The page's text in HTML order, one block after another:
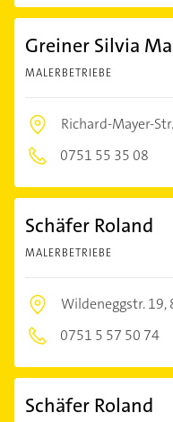
Greiner Silvia
MALERBETRIEBE
Richard-Mayer-
0751 55 35 08
Schäfer Roland
MALERBETRIEBE
Wildeneggstr. 19,
0751 5 57 50 74
Schäfer Roland